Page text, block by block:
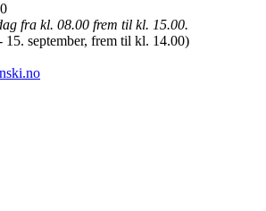
fra kl. 08.00 frem til kl. 15.00.
15. september, frem til kl. 14.00)